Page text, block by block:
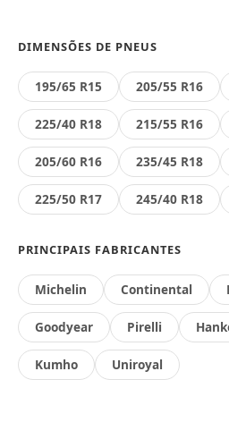
DIMENSÕES DE PNEUS
195/65 R15 205/55 R16
225/40 R18 215/55 R16
205/60 R16 235/45 R18
225/50 R17 245/40 R18
PRINCIPAIS FABRICANTES
Michelin Continental
Goodyear Pirelli
Kumho Uniroyal